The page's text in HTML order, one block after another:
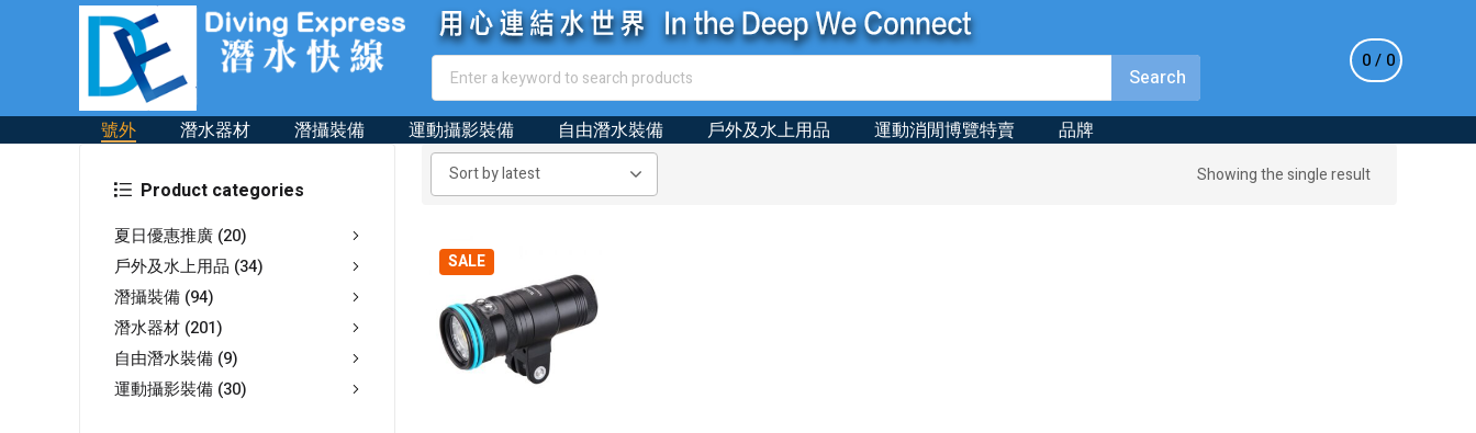
0 0
號外 潛水器材 潛攝裝備 運動攝影裝備 自由潛水裝備 戶外及水上用品 運動消閒博覽特賣 品牌
Product categories
夏日優惠推廣 (20)
戶外及水上用品 (34)
潛攝裝備 (94)
潛水器材 (201)
自由潛水裝備 (9)
運動攝影裝備 (30)
Showing the single result
SALE